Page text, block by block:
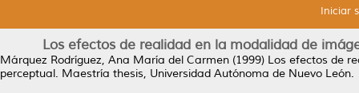
Iniciar
Los efectos de realidad en la modalidad de
Márquez Rodríguez, Ana María del Carmen (1999) Los efectos de
perceptual. Maestría thesis, Universidad Autónoma de Nuevo León.